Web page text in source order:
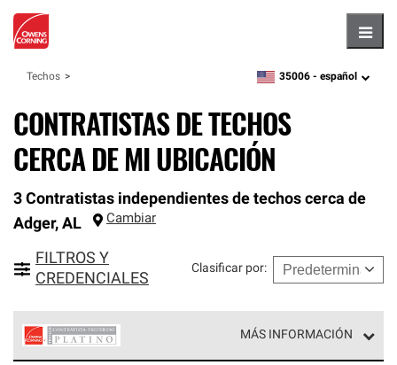
Techos zipcode,language
35006 - español
CONTRATISTAS DE TECHOS
CERCA DE MI UBICACIÓN
3 Contratistas independientes de techos cerca de
Adger, AL Cambiar
FILTROS Y
CREDENCIALES
Clasificar por:
MÁS INFORMACIÓN